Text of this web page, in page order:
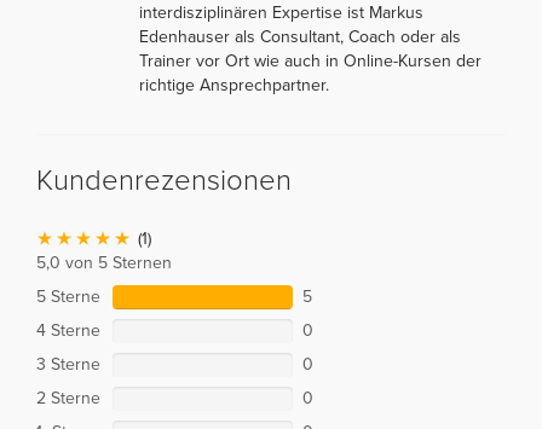
interdisziplinären Expertise ist Markus
Edenhauser als Consultant, Coach oder als
Trainer vor Ort wie auch in Online-Kursen der
richtige Ansprechpartner.
Kundenrezensionen
(1)
5,0 von 5 Sternen
5 Sterne
5
4 Sterne
0
3 Sterne
0
2 Sterne
0